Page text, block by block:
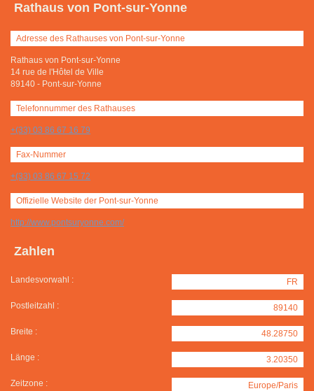
Rathaus von Pont-sur-Yonne
Adresse des Rathauses von Pont-sur-Yonne
Rathaus von Pont-sur-Yonne
14 rue de l'Hôtel de Ville
89140 - Pont-sur-Yonne
Telefonnummer des Rathauses
+(33) 03 86 67 16 79
Fax-Nummer
+(33) 03 86 67 15 72
Offizielle Website der Pont-sur-Yonne
http://www.pontsuryonne.com/
Zahlen
Landesvorwahl : FR
Postleitzahl : 89140
Breite : 48.28750
Länge : 3.20350
Zeitzone : Europe/Paris